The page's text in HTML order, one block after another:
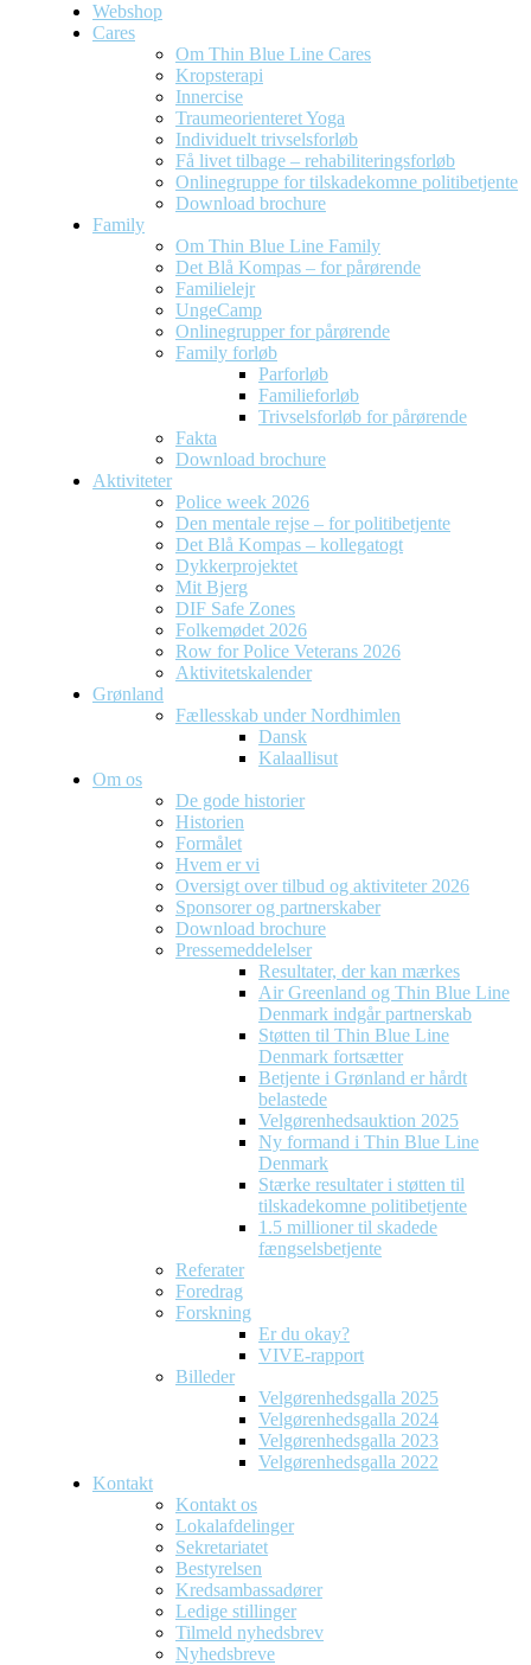
Webshop
Cares
Om Thin Blue Line Cares
Kropsterapi
Innercise
Traumeorienteret Yoga
Individuelt trivselsforløb
Få livet tilbage – rehabiliteringsforløb
Onlinegruppe for tilskadekomne politibetjente
Download brochure
Family
Om Thin Blue Line Family
Det Blå Kompas – for pårørende
Familielejr
UngeCamp
Onlinegrupper for pårørende
Family forløb
Parforløb
Familieforløb
Trivselsforløb for pårørende
Fakta
Download brochure
Aktiviteter
Police week 2026
Den mentale rejse – for politibetjente
Det Blå Kompas – kollegatogt
Dykkerprojektet
Mit Bjerg
DIF Safe Zones
Folkemødet 2026
Row for Police Veterans 2026
Aktivitetskalender
Grønland
Fællesskab under Nordhimlen
Dansk
Kalaallisut
Om os
De gode historier
Historien
Formålet
Hvem er vi
Oversigt over tilbud og aktiviteter 2026
Sponsorer og partnerskaber
Download brochure
Pressemeddelelser
Resultater, der kan mærkes
Air Greenland og Thin Blue Line
Denmark indgår partnerskab
Støtten til Thin Blue Line
Denmark fortsætter
Betjente i Grønland er hårdt
belastede
Velgørenhedsauktion 2025
Ny formand i Thin Blue Line
Denmark
Stærke resultater i støtten til
tilskadekomne politibetjente
1.5 millioner til skadede
fængselsbetjente
Referater
Foredrag
Forskning
Er du okay?
VIVE-rapport
Billeder
Velgørenhedsgalla 2025
Velgørenhedsgalla 2024
Velgørenhedsgalla 2023
Velgørenhedsgalla 2022
Kontakt
Kontakt os
Lokalafdelinger
Sekretariatet
Bestyrelsen
Kredsambassadører
Ledige stillinger
Tilmeld nyhedsbrev
Nyhedsbreve